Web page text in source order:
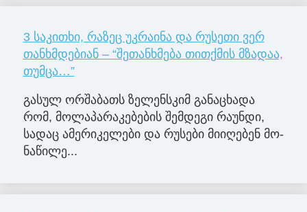
3 საკითხი, რაზეც უკრაინა და რუსეთი ვერ
თანხმდებიან – “შეთანხმება თითქმის მზადაა,
თუმცა…”
გა­სულ ორ­შა­ბათს ზე­ლენ­სკიმ გა­ნა­ცხა­და
რომ, მო­ლა­პა­რა­კე­ბე­ბის შემ­დე­გი რა­უნ­დი,
სა­დაც ამე­რი­კე­ლე­ბი და რუ­სე­ბი მი­ი­ღე­ბენ მო­
ნა­წი­ლე­...